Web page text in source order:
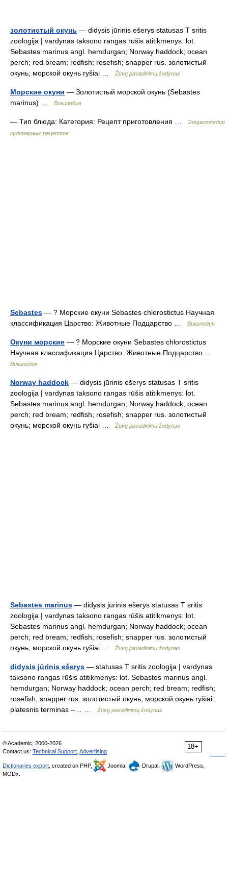
золотистый окунь — didysis jūrinis ešerys statusas T sritis
zoologija | vardynas taksono rangas rūšis atitikmenys: lot.
Sebastes marinus angl. hemdurgan; Norway haddock; ocean
perch; red bream; redfish; rosefish; snapper rus. золотистый
окунь; морской окунь ryšiai …
Žuvų pavadinimų žodynas
Морские окуни — Золотистый морской окунь (Sebastes
marinus) …
Википедия
— Тип блюда: Категория: Рецепт приготовления …
Энциклопедия
кулинарных рецептов
Sebastes — ? Морские окуни Sebastes chlorostictus Научная
классификация Царство: Животные Подцарство …
Википедия
Окуни морские — ? Морские окуни Sebastes chlorostictus
Научная классификация Царство: Животные Подцарство …
Википедия
Norway haddock — didysis jūrinis ešerys statusas T sritis
zoologija | vardynas taksono rangas rūšis atitikmenys: lot.
Sebastes marinus angl. hemdurgan; Norway haddock; ocean
perch; red bream; redfish; rosefish; snapper rus. золотистый
окунь; морской окунь ryšiai …
Žuvų pavadinimų žodynas
Sebastes marinus — didysis jūrinis ešerys statusas T sritis
zoologija | vardynas taksono rangas rūšis atitikmenys: lot.
Sebastes marinus angl. hemdurgan; Norway haddock; ocean
perch; red bream; redfish; rosefish; snapper rus. золотистый
окунь; морской окунь ryšiai …
Žuvų pavadinimų žodynas
didysis jūrinis ešerys — statusas T sritis zoologija | vardynas
taksono rangas rūšis atitikmenys: lot. Sebastes marinus angl.
hemdurgan; Norway haddock; ocean perch; red bream; redfish;
rosefish; snapper rus. золотистый окунь; морской окунь ryšiai:
platesnis terminas –… …
Žuvų pavadinimų žodynas
18+
© Academic, 2000-2026
Contact us: Technical Support Advertising
Dictionaries export , created on PHP, Joomla, Drupal,
WordPress,
MODx.